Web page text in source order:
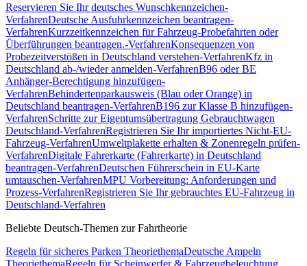
Reservieren Sie Ihr deutsches Wunschkennzeichen-
VerfahrenDeutsche Ausfuhrkennzeichen beantragen-
VerfahrenKurzzeitkennzeichen für Fahrzeug-Probefahrten oder
Überführungen beantragen.-VerfahrenKonsequenzen von
Probezeitverstößen in Deutschland verstehen-VerfahrenKfz in
Deutschland ab-/wieder anmelden-VerfahrenB96 oder BE
Anhänger-Berechtigung hinzufügen-
VerfahrenBehindertenparkausweis (Blau oder Orange) in
Deutschland beantragen-VerfahrenB196 zur Klasse B hinzufügen-
VerfahrenSchritte zur Eigentumsübertragung Gebrauchtwagen
Deutschland-VerfahrenRegistrieren Sie Ihr importiertes Nicht-EU-
Fahrzeug-VerfahrenUmweltplakette erhalten & Zonenregeln prüfen-
VerfahrenDigitale Fahrerkarte (Fahrerkarte) in Deutschland
beantragen-VerfahrenDeutschen Führerschein in EU-Karte
umtauschen-VerfahrenMPU Vorbereitung: Anforderungen und
Prozess-VerfahrenRegistrieren Sie Ihr gebrauchtes EU-Fahrzeug in
Deutschland-Verfahren
Beliebte Deutsch-Themen zur Fahrtheorie
Regeln für sicheres Parken TheoriethemaDeutsche Ampeln
TheoriethemaRegeln für Scheinwerfer & Fahrzeugbeleuchtung